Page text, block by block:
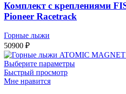
Комплект с креплениями
Pioneer Racetrack
Горные лыжи
50900 ₽
Выберите параметры
Быстрый просмотр
Мне нравится